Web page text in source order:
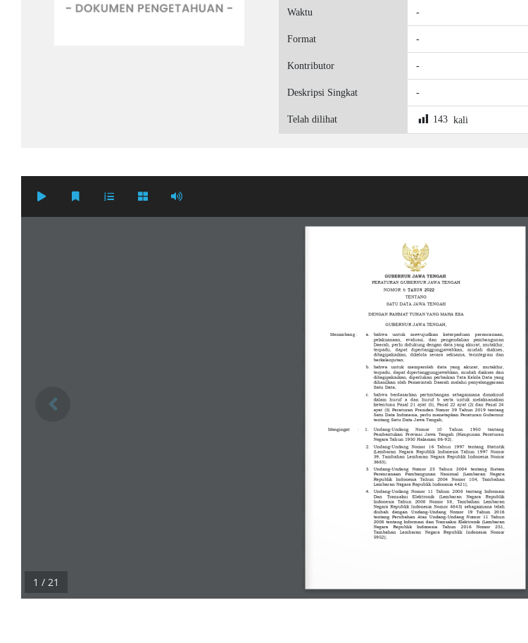
Waktu -
Format -
Kontributor -
Deskripsi Singkat -
Telah dilihat 143 kali
1 / 21